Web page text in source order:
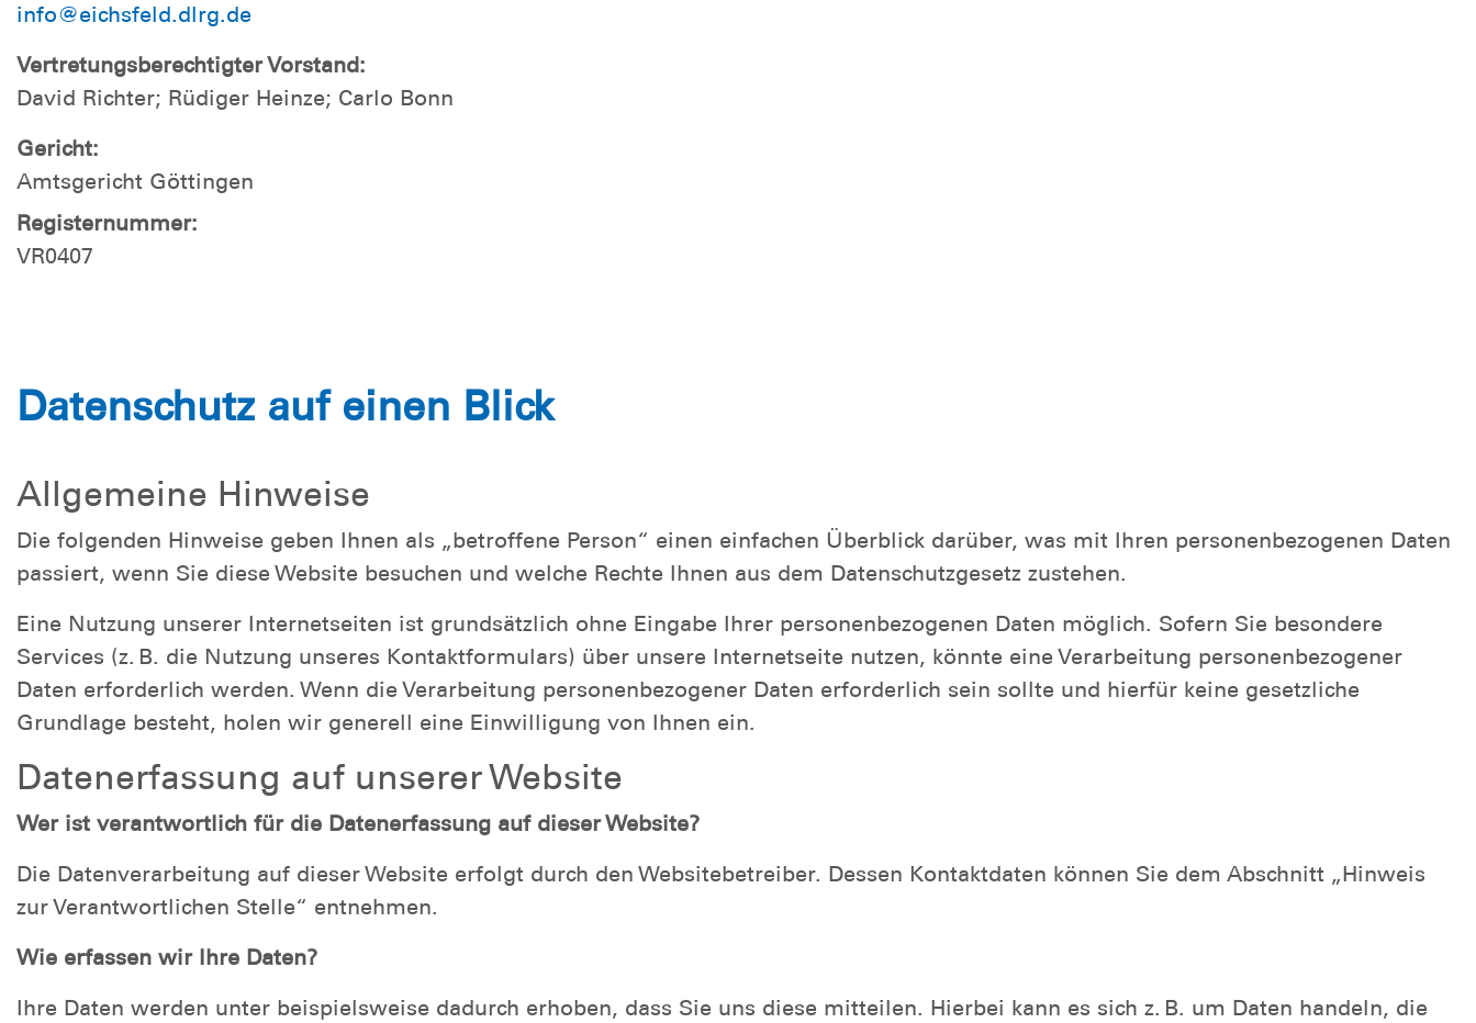
info@eichsfeld.dlrg.de
Vertretungsberechtigter Vorstand:
David Richter; Rüdiger Heinze; Carlo Bonn
Gericht:
Amtsgericht Göttingen
Registernummer:
VR0407
Datenschutz auf einen Blick
Allgemeine Hinweise
Die folgenden Hinweise geben Ihnen als „betroffene Person“ einen einfachen Überblick darüber, was mit Ihren personenbezogenen Daten
passiert, wenn Sie diese Website besuchen und welche Rechte Ihnen aus dem Datenschutzgesetz zustehen.
Eine Nutzung unserer Internetseiten ist grundsätzlich ohne Eingabe Ihrer personenbezogenen Daten möglich. Sofern Sie besondere
Services (z. B. die Nutzung unseres Kontaktformulars) über unsere Internetseite nutzen, könnte eine Verarbeitung personenbezogener
Daten erforderlich werden. Wenn die Verarbeitung personenbezogener Daten erforderlich sein sollte und hierfür keine gesetzliche
Grundlage besteht, holen wir generell eine Einwilligung von Ihnen ein.
Datenerfassung auf unserer Website
Wer ist verantwortlich für die Datenerfassung auf dieser Website?
Die Datenverarbeitung auf dieser Website erfolgt durch den Websitebetreiber. Dessen Kontaktdaten können Sie dem Abschnitt „Hinweis
zur Verantwortlichen Stelle“ entnehmen.
Wie erfassen wir Ihre Daten?
Ihre Daten werden unter beispielsweise dadurch erhoben, dass Sie uns diese mitteilen. Hierbei kann es sich z. B. um Daten handeln, die